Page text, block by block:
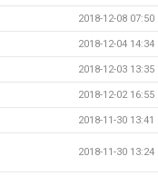
2018-12-08 07:50
2018-12-04 14:34
2018-12-03 13:35
2018-12-02 16:55
2018-11-30 13:41
2018-11-30 13:24